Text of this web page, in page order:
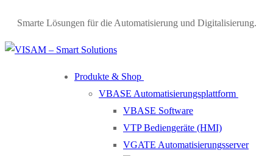
Smarte Lösungen für die Automatisierung und Digitalisierung.
Produkte & Shop
VBASE Automatisierungsplattform
VBASE Software
VTP Bediengeräte (HMI)
VGATE Automatisierungsserver